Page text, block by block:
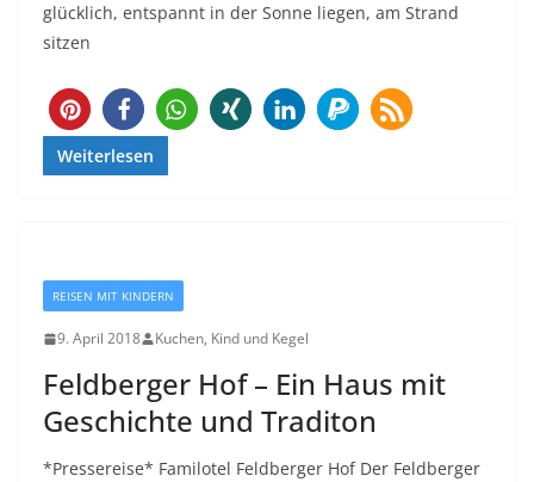
glücklich, entspannt in der Sonne liegen, am Strand
sitzen
9
Weiterlesen
REISEN MIT KINDERN
9. April 2018 Kuchen, Kind und Kegel
Feldberger Hof – Ein Haus mit
Geschichte und Traditon
*Pressereise* Familotel Feldberger Hof Der Feldberger